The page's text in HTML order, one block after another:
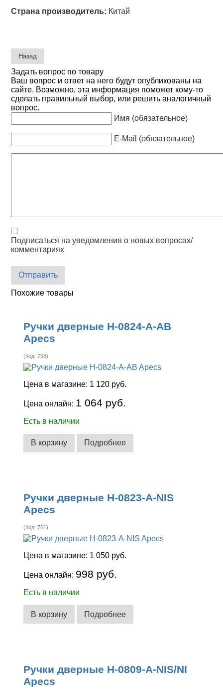
Страна производитель: Китай
Задать вопрос по товару
Ваш вопрос и ответ на него будут опубликованы на
сайте. Возможно, эта информация поможет кому-то
сделать правильный выбор, или решить аналогичный
вопрос.
Имя (обязательное)
E-Mail (обязательное)
Подписаться на уведомления о новых вопросах/
комментариях
Отправить
Похожие товары
Ручки дверные H-0824-A-AB
Apecs
(Код:758)
Цена в магазине: 1 120 руб.
Цена онлайн: 1 064 руб.
Есть в наличии
В корзину Подробнее
Ручки дверные H-0823-A-NIS
Apecs
(Код:761)
Цена в магазине: 1 050 руб.
Цена онлайн: 998 руб.
Есть в наличии
В корзину Подробнее
Ручки дверные H-0809-A-NIS/NI
Apecs